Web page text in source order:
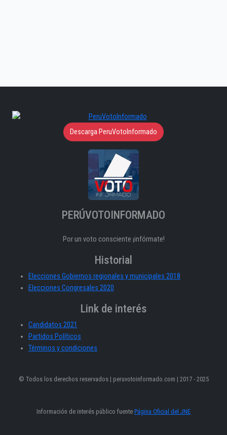
Descarga PeruVotoInformado
PERÚVOTOINFORMADO
Por un voto consciente ¡infórmate!
Historial
Elecciones Gobiernos regionales y municipales 2018
Elecciones Congresales 2020
Link de interés
Candidatos 2021
Partidos Políticos
Términos y condiciones
© Todos los derechos reservados | peruvotoinformado.com | 2017 - 2025
Información de interés público fuente Página Oficial del JNE